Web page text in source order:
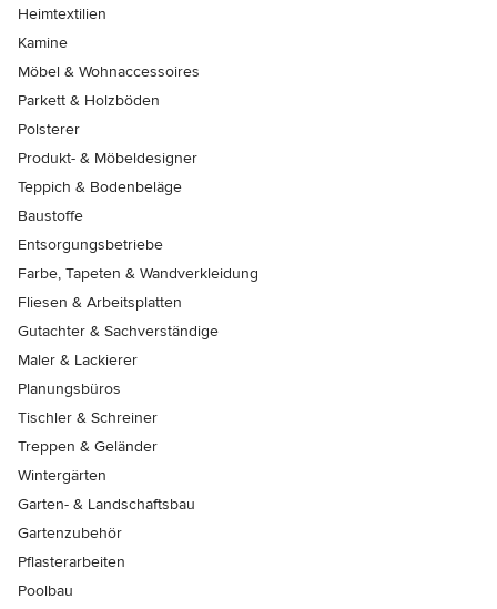
Heimtextilien
Kamine
Möbel & Wohnaccessoires
Parkett & Holzböden
Polsterer
Produkt- & Möbeldesigner
Teppich & Bodenbeläge
Baustoffe
Entsorgungsbetriebe
Farbe, Tapeten & Wandverkleidung
Fliesen & Arbeitsplatten
Gutachter & Sachverständige
Maler & Lackierer
Planungsbüros
Tischler & Schreiner
Treppen & Geländer
Wintergärten
Garten- & Landschaftsbau
Gartenzubehör
Pflasterarbeiten
Poolbau